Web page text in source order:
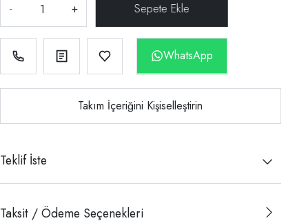
- +
WhatsApp
Takım İçeriğini Kişiselleştirin
Teklif İste
Taksit / Ödeme Seçenekleri